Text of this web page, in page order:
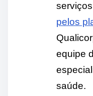
pelos
equipe
saúde.